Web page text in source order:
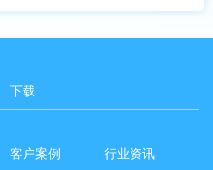
下载
客户案例 行业资讯